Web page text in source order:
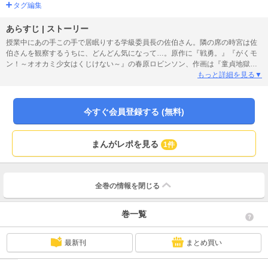
タグ編集
あらすじ | ストーリー
授業中にあの手この手で居眠りする学級委員長の佐伯さん。隣の席の時宮は佐
伯さんを観察するうちに、どんどん気になって…。原作に『戦勇。』『がくモ
ン！～オオカミ少女はくじけない～』の春原ロビンソン、作画は『童貞地獄』
『七つの大罪 セブンデイズ～盗賊と聖少女～』の小菊路よう。もっと詳細を見る▼
今すぐ会員登録する (無料)
まんがレポを見る 1件
全巻の情報を 閉じる
巻一覧
最新刊 まとめ買い